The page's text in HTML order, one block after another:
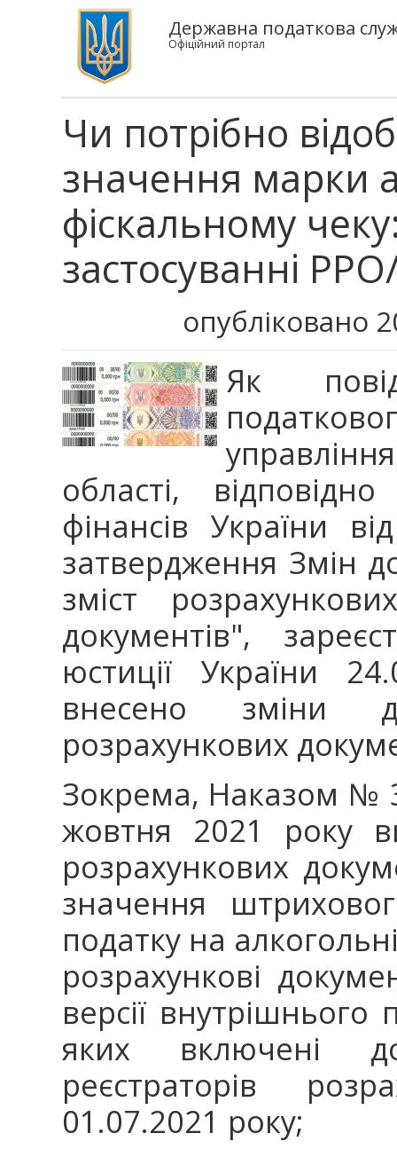
Державна податкова
Офіційний портал
Чи потрібно
значення марки
фіскальному
застосуванні
опубліковано
Як
області,
фінансів України
затвердження Змін
зміст
документів",
юстиції України
внесено зміни
розрахункових
Зокрема, Наказом №
жовтня 2021 року
розрахункових
значення
податку на
розрахункові
версії
яких включені
реєстраторів
01.07.2021 року;